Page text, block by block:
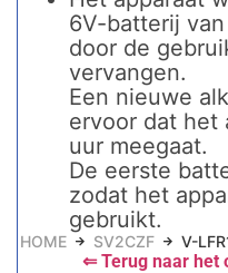
6V-batterij
door de
vervangen.
Een nieuwe
ervoor dat het
uur meegaat.
De eerste
zodat het
gebruikt.
HOME SV2CZF V-
⇐ Terug naar het